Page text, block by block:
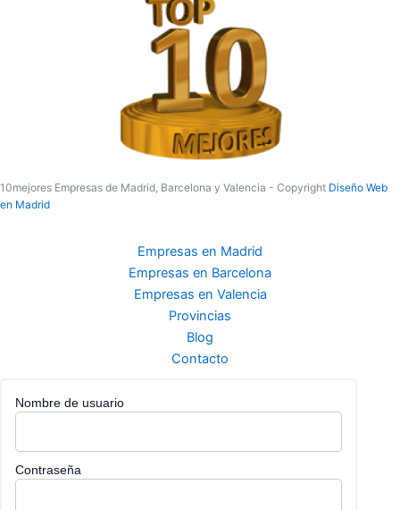
10mejores Empresas de Madrid, Barcelona y Valencia - Copyright Diseño Web
en Madrid
Empresas en Madrid
Empresas en Barcelona
Empresas en Valencia
Provincias
Blog
Contacto
Nombre de usuario
Contraseña